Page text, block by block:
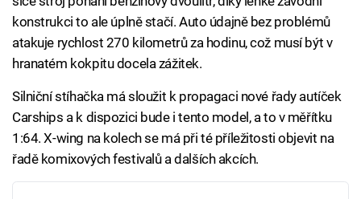
konstrukci to ale úplně stačí. Auto údajně bez problémů
atakuje rychlost 270 kilometrů za hodinu, což musí být v
hranatém kokpitu docela zážitek.
Silniční stíhačka má sloužit k propagaci nové řady autíček
Carships a k dispozici bude i tento model, a to v měřítku
1:64. X-wing na kolech se má při té příležitosti objevit na
řadě komixových festivalů a dalších akcích.